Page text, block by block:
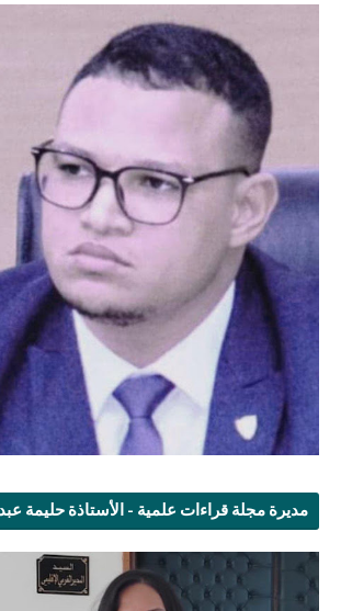
مديرة مجلة قراءات علمية - الأستاذة حليمة